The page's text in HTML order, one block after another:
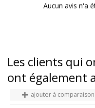
Aucun avis n'a
Les clients qui
ont également
ajouter à comparaison